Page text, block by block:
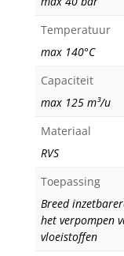
Temperatuur
max 140°C
Capaciteit
max 125 m³/u
Materiaal
RVS
Toepassing
Breed
het verpompen
vloeistoffen